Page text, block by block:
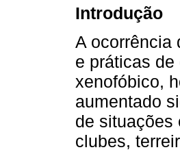
Introdução
A ocorrência
e práticas
xenofóbico,
aumentado
de situações
clubes,